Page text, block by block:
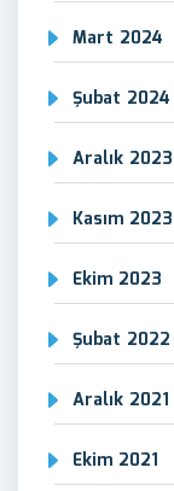
Mart 2024
Şubat 2024
Aralık 2023
Kasım 2023
Ekim 2023
Şubat 2022
Aralık 2021
Ekim 2021